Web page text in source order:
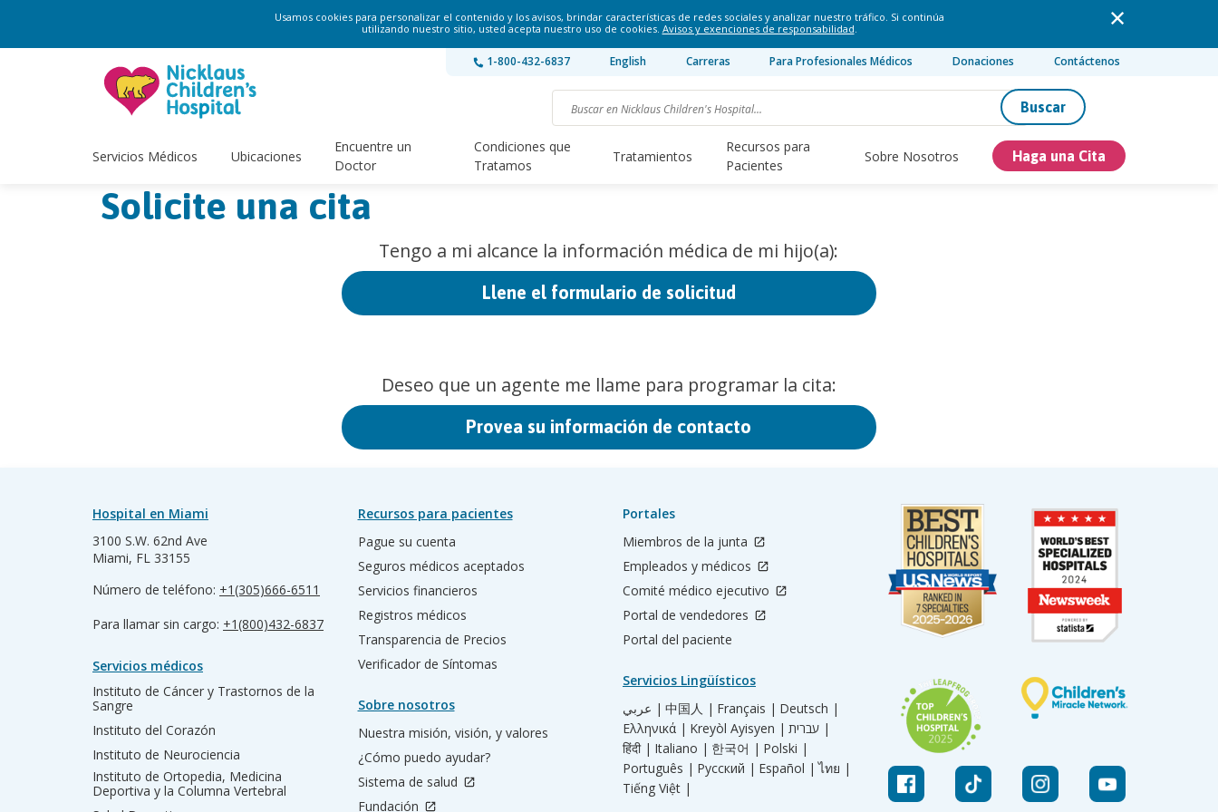
Usamos cookies para personalizar el contenido y los avisos, brindar características de redes sociales y analizar nuestro tráfico. Si continúa
utilizando nuestro sitio, usted acepta nuestro uso de cookies. Avisos y exenciones de responsabilidad.
1-800-432-6837 English Carreras Para Profesionales Médicos Donaciones Contáctenos
Buscar
Servicios Médicos Ubicaciones
Encuentre un
Doctor
Condiciones que
Tratamos
Tratamientos
Recursos para
Pacientes
Sobre Nosotros Haga una Cita
Solicite una cita
Tengo a mi alcance la información médica de mi hijo(a):
Llene el formulario de solicitud
Deseo que un agente me llame para programar la cita:
Provea su información de contacto
Hospital en Miami
3100 S.W. 62nd Ave
Miami, FL 33155
Número de teléfono: +1(305)666-6511
Para llamar sin cargo: +1(800)432-6837
Servicios médicos
Instituto de Cáncer y Trastornos de la
Sangre
Instituto del Corazón
Instituto de Neurociencia
Instituto de Ortopedia, Medicina
Deportiva y la Columna Vertebral
Recursos para pacientes
Pague su cuenta
Seguros médicos aceptados
Servicios financieros
Registros médicos
Transparencia de Precios
Verificador de Síntomas
Sobre nosotros
Nuestra misión, visión, y valores
¿Cómo puedo ayudar?
Sistema de salud
Fundación
Portales
Miembros de la junta
Empleados y médicos
Comité médico ejecutivo
Portal de vendedores
Portal del paciente
Servicios Lingüísticos
عربي | 中国人 | Français | Deutsch |
Ελληνικά | Kreyòl Ayisyen |
עברית |
हिंदी | Italiano | 한국어 | Polski |
Português | Русский | Español | ไทย |
Tiếng Việt |